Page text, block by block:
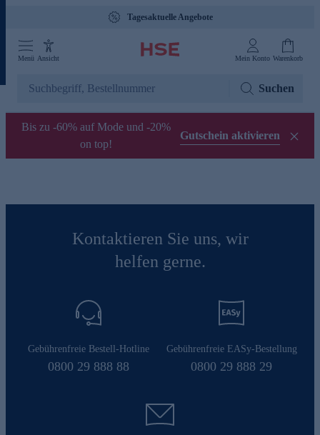
Tagesaktuelle Angebote
Menü Ansicht Mein Konto Warenkorb
Suchen
Bis zu -60% auf Mode und -20%
on top!
Gutschein aktivieren
Kontaktieren Sie uns, wir
helfen gerne.
Gebührenfreie Bestell-Hotline
0800 29 888 88
Gebührenfreie EASy-Bestellung
0800 29 888 29